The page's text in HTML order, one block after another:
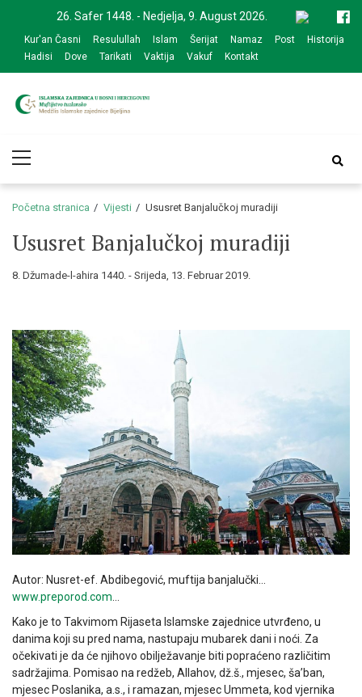
navigation
content
26. Safer 1448. - Nedjelja, 9. August 2026.
Kur'an Časni Resulullah Islam Šerijat Namaz Post
Historija
Hadisi
Dove Tarikati Vaktija Vakuf Kontakt
zajednice Bijeljina
Menu
Početna stranica Vijesti Ususret Banjalučkoj muradiji
Ususret Banjalučkoj muradiji
8. Džumade-l-ahira 1440. - Srijeda, 13. Februar 2019.
Autor: Nusret-ef. Abdibegović, muftija banjalučki…
www.preporod.com
Kako je to Takvimom Rijaseta Islamske zajednice utvrđeno, u
danima koji su pred nama, nastupaju mubarek dani i noći. Za
očekivati je da će njihovo obilježavanje biti popraćeno različitim
sadržajima. Pomisao na redžeb, Allahov, dž.š., mjesec, ša’ban,
mjesec Poslanika, a.s., i ramazan, mjesec Ummeta, kod vjernika